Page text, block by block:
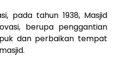
pada tahun 1938, Masjid
berupa penggantian
dan perbaikan tempat